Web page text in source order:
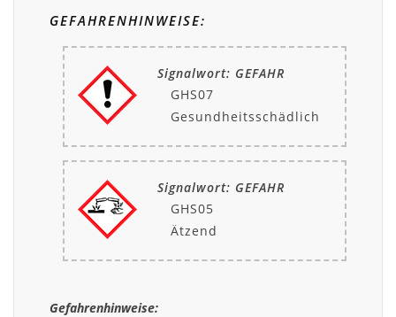
GEFAHRENHINWEISE:
Signalwort: GEFAHR
GHS07
Gesundheitsschädlich
Signalwort: GEFAHR
GHS05
Ätzend
Gefahrenhinweise: